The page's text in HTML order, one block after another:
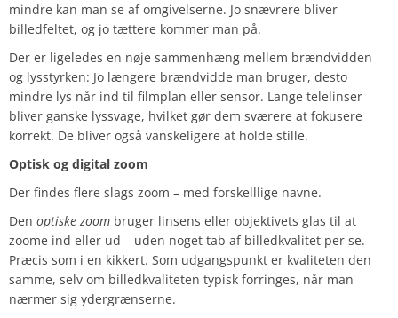
mindre kan man se af omgivelserne. Jo snævrere bliver
billedfeltet, og jo tættere kommer man på.
Der er ligeledes en nøje sammenhæng mellem brændvidden
og lysstyrken: Jo længere brændvidde man bruger, desto
mindre lys når ind til filmplan eller sensor. Lange telelinser
bliver ganske lyssvage, hvilket gør dem sværere at fokusere
korrekt. De bliver også vanskeligere at holde stille.
Optisk og digital zoom
Der findes flere slags zoom – med forskelllige navne.
Den optiske zoom bruger linsens eller objektivets glas til at
zoome ind eller ud – uden noget tab af billedkvalitet per se.
Præcis som i en kikkert. Som udgangspunkt er kvaliteten den
samme, selv om billedkvaliteten typisk forringes, når man
nærmer sig ydergrænserne.